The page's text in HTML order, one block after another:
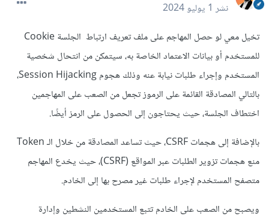
نشر1 يوليو 2024
تخيل معي لو حصل المهاجم على ملف تعريف ارتباط الجلسة Cookie
للمستخدم أو بيانات الاعتماد الخاصة به، سيتمكن من انتحال شخصية
المستخدم وإجراء طلبات نيابة عنه وذلك هجوم Session Hijacking،
بالتالي المصادقة القائمة على الرموز تجعل من الصعب على المهاجمين
اختطاف الجلسة، حيث يحتاجون إلى الحصول على الرمز أيضًا.
بالإضافة إلى هجمات CSRF، حيث تساعد المصادقة من خلال الـ Token
منع هجمات تزوير الطلبات عبر المواقع (CSRF)، حيث يخدع المهاجم
متصفح المستخدم لإجراء طلبات غير مصرح بها إلى الخادم.
ويصبح من الصعب على الخادم تتبع المستخدمين النشطين وإدارة